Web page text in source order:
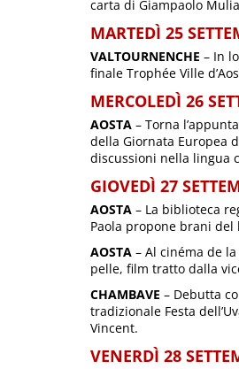
carta di Giampaolo
MARTEDÌ 25
VALTOURNENCHE – In
finale Trophée Ville
MERCOLEDÌ 26
AOSTA – Torna
della Giornata Europea
discussioni nella lingua
GIOVEDÌ 27
AOSTA – La biblioteca
Paola propone brani del
AOSTA – Al cinéma de
pelle, film tratto dalla
CHAMBAVE – Debutta
tradizionale Festa
Vincent.
VENERDÌ 28